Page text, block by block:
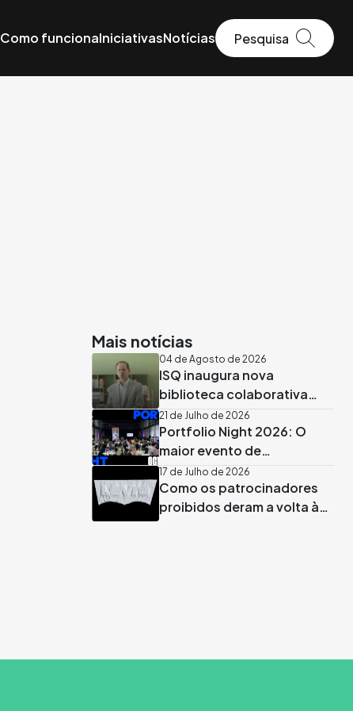
Como funcionaIniciativasNotícias
Mais notícias
04 de Agosto de 2026
ISQ inaugura nova
biblioteca colaborativa
apadrinhada por José
Rodrigues dos Santos
21 de Julho de 2026
Portfolio Night 2026: O
maior evento de
recrutamento criativo já
tem data marcada em
Lisboa
17 de Julho de 2026
Como os patrocinadores
proibidos deram a volta às